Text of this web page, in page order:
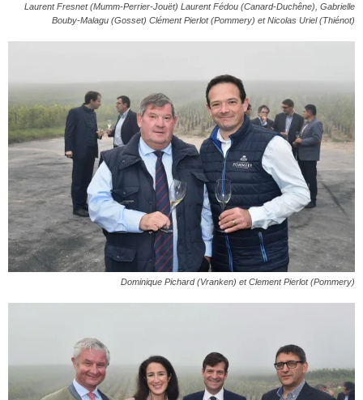
Laurent Fresnet (Mumm-Perrier-Jouët) Laurent Fédou (Canard-Duchêne), Gabrielle
Bouby-Malagu (Gosset) Clément Pierlot (Pommery) et Nicolas Uriel (Thiénot)
Dominique Pichard (Vranken) et Clement Pierlot (Pommery)